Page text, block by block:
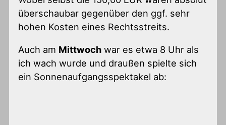
überschaubar gegenüber den ggf. sehr
hohen Kosten eines Rechtsstreits.
Auch am Mittwoch war es etwa 8 Uhr als
ich wach wurde und draußen spielte sich
ein Sonnenaufgangsspektakel ab: